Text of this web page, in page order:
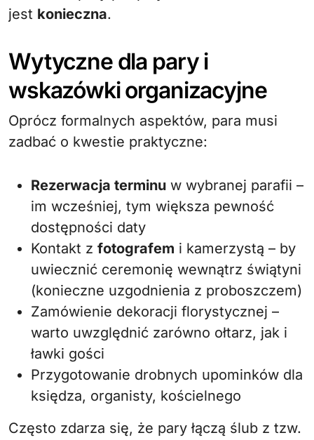
jest konieczna.
Wytyczne dla pary i
wskazówki organizacyjne
Oprócz formalnych aspektów, para musi
zadbać o kwestie praktyczne:
Rezerwacja terminu w wybranej parafii –
im wcześniej, tym większa pewność
dostępności daty
Kontakt z fotografem i kamerzystą – by
uwiecznić ceremonię wewnątrz świątyni
(konieczne uzgodnienia z proboszczem)
Zamówienie dekoracji florystycznej –
warto uwzględnić zarówno ołtarz, jak i
ławki gości
Przygotowanie drobnych upominków dla
księdza, organisty, kościelnego
Często zdarza się, że pary łączą ślub z tzw.